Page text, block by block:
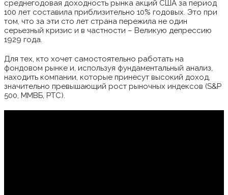
среднегодовая доходность рынка акций США за период
100 лет составила приблизительно 10% годовых. Это при
том, что за эти сто лет страна пережила не один
серьезный кризис и в частности – Великую депрессию
1929 года.
Для тех, кто хочет самостоятельно работать на
фондовом рынке и, используя фундаментальный анализ,
находить компании, которые принесут высокий доход,
значительно превышающий рост рыночных индексов (S&P
500, ММВБ, РТС).